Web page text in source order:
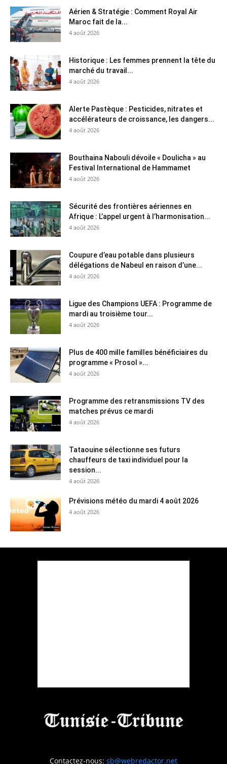
Aérien & Stratégie : Comment Royal Air
Maroc fait de la...
4 août 2026
Historique : Les femmes prennent la tête du
marché du travail...
4 août 2026
Alerte Pastèque : Pesticides, nitrates et
accélérateurs de croissance, les dangers...
4 août 2026
Bouthaina Nabouli dévoile « Doulicha » au
Festival International de Hammamet
4 août 2026
Sécurité des frontières aériennes en
Afrique : L’appel urgent à l’harmonisation...
4 août 2026
Coupure d’eau potable dans plusieurs
délégations de Nabeul en raison d’une...
4 août 2026
Ligue des Champions UEFA : Programme de
mardi au troisième tour...
4 août 2026
Plus de 400 mille familles bénéficiaires du
programme « Prosol »...
4 août 2026
Programme des retransmissions TV des
matches prévus ce mardi
4 août 2026
Tataouine sélectionne ses futurs
chauffeurs de taxi individuel pour la
session...
4 août 2026
Prévisions météo du mardi 4 août 2026
4 août 2026
Contactez-nous: sb@webredactor.net